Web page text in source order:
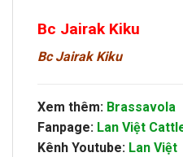
Bc Jairak Kiku
Bc Jairak Kiku
Xem thêm: Brassavola
Fanpage: Lan Việt
Kênh Youtube: Lan Việt